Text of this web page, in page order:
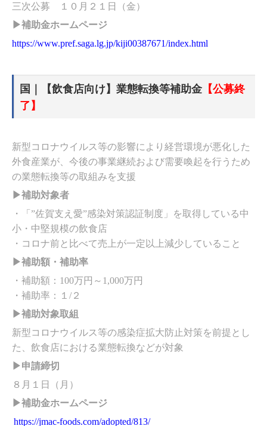
三次公募 １０月２１日（金）
▶補助金ホームページ
https://www.pref.saga.lg.jp/kiji00387671/index.html
国｜【飲食店向け】業態転換等補助金 【公募終
了】
新型コロナウイルス等の影響により経営環境が悪化した
外食産業が、今後の事業継続および需要喚起を行うため
の業態転換等の取組みを支援
▶補助対象者
・「”佐賀支え愛”感染対策認証制度」を取得している中
小・中堅規模の飲食店
・コロナ前と比べて売上が一定以上減少していること
▶補助額・補助率
・補助額：100万円～1,000万円
・補助率：１/２
▶補助対象取組
新型コロナウイルス等の感染症拡大防止対策を前提とし
た、飲食店における業態転換などが対象
▶申請締切
８月１日（月）
▶補助金ホームページ
https://jmac-foods.com/adopted/813/